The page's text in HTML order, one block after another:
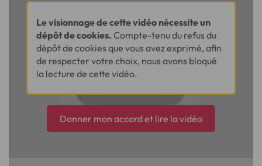
Le visionnage de cette vidéo nécessite un
dépôt de cookies. Compte-tenu du refus du
dépôt de cookies que vous avez exprimé, afin
de respecter votre choix, nous avons bloqué
la lecture de cette vidéo.
Donner mon accord et lire la vidéo